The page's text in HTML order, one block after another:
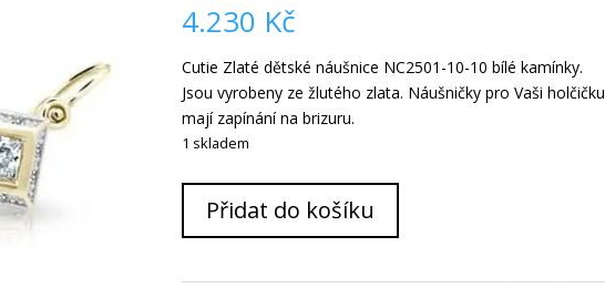
4.230 Kč
Cutie Zlaté dětské náušnice NC2501-10-10 bílé kamínky.
Jsou vyrobeny ze žlutého zlata. Náušničky pro Vaši holčičku
mají zapínání na brizuru.
1 skladem
Zlaté
dětské
Přidat do košíku